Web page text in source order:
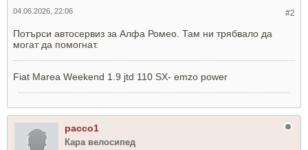
#2
04.06.2026, 22:06
Потърси автосервиз за Алфа Ромео. Там ни трябвало да
могат да помогнат.
Fiat Marea Weekend 1.9 jtd 110 SX- еmzo power
pacco1
Кара велосипед